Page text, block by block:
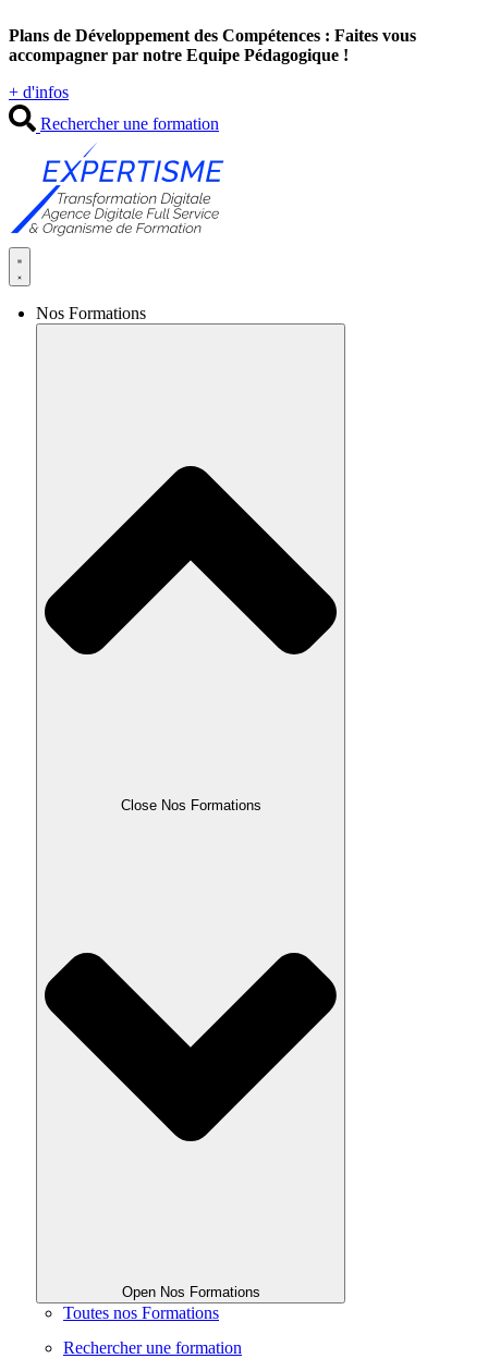
au
contenu
Plans de Développement des Compétences : Faites vous
accompagner par notre Equipe Pédagogique !
+ d'infos
Rechercher une formation
Nos Formations
Close Nos Formations
Open Nos Formations
Toutes nos Formations
Rechercher une formation